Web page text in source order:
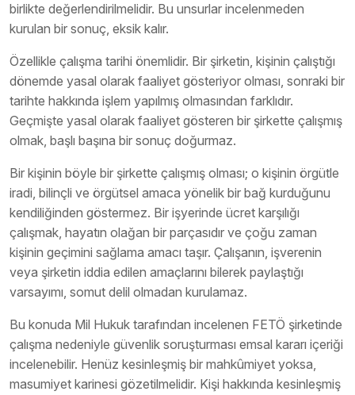
birlikte değerlendirilmelidir. Bu unsurlar incelenmeden
kurulan bir sonuç, eksik kalır.
Özellikle çalışma tarihi önemlidir. Bir şirketin, kişinin çalıştığı
dönemde yasal olarak faaliyet gösteriyor olması, sonraki bir
tarihte hakkında işlem yapılmış olmasından farklıdır.
Geçmişte yasal olarak faaliyet gösteren bir şirkette çalışmış
olmak, başlı başına bir sonuç doğurmaz.
Bir kişinin böyle bir şirkette çalışmış olması; o kişinin örgütle
iradi, bilinçli ve örgütsel amaca yönelik bir bağ kurduğunu
kendiliğinden göstermez. Bir işyerinde ücret karşılığı
çalışmak, hayatın olağan bir parçasıdır ve çoğu zaman
kişinin geçimini sağlama amacı taşır. Çalışanın, işverenin
veya şirketin iddia edilen amaçlarını bilerek paylaştığı
varsayımı, somut delil olmadan kurulamaz.
Bu konuda Mil Hukuk tarafından incelenen FETÖ şirketinde
çalışma nedeniyle güvenlik soruşturması emsal kararı içeriği
incelenebilir. Henüz kesinleşmiş bir mahkûmiyet yoksa,
masumiyet karinesi gözetilmelidir. Kişi hakkında kesinleşmiş